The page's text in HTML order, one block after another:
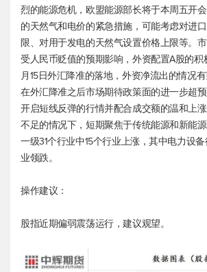
烈的能源危机，欧盟能源部长将于本周五开
的天然气和电价的紧急措施，可能考虑对进
限、对用于发电的天然气设置价格上限等。
受人民币贬值的预期影响，外资配置A股的积
月15日外汇降准的落地，外资净流出的情况
在外汇降准之后市场期待政策面的进一步超
开启短线反弹的行情并配合成交额的温和上
不足的情况下，短期聚焦于传统能源和新能
一级31个行业中15个行业上涨，其中电力设
业领跌。
操作建议：
股指近期偏弱震荡运行，建议观望。